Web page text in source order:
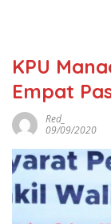
KPU
Empat
Red_
09/09/2020